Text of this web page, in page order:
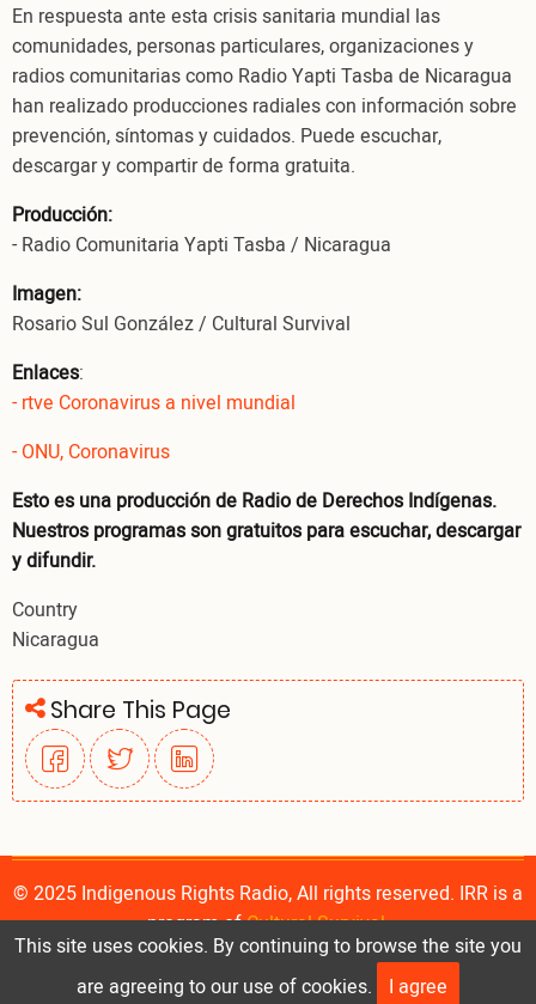
En respuesta ante esta crisis sanitaria mundial las
comunidades, personas particulares, organizaciones y
radios comunitarias como Radio Yapti Tasba de Nicaragua
han realizado producciones radiales con información sobre
prevención, síntomas y cuidados. Puede escuchar,
descargar y compartir de forma gratuita.
Producción:
- Radio Comunitaria Yapti Tasba / Nicaragua
Imagen:
Rosario Sul González / Cultural Survival
Enlaces:
- rtve Coronavirus a nivel mundial
- ONU, Coronavirus
Esto es una producción de Radio de Derechos Indígenas.
Nuestros programas son gratuitos para escuchar, descargar
y difundir.
Country
Nicaragua
Share This Page
© 2025 Indigenous Rights Radio, All rights reserved. IRR is a
program ofCultural Survival.
This site uses cookies. By continuing to browse the site you
are agreeing to our use of cookies.
I agree